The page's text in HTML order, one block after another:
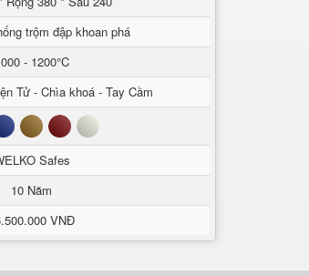
trộm đập khoan phá
- 1200°C
Tử - Chìa khoá - Tay Cầm
Nâu Đỏ Trắng
Safes
10 Năm
VNĐ